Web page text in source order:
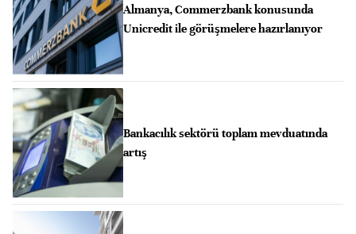
Almanya, Commerzbank konusunda
Unicredit ile görüşmelere hazırlanıyor
Bankacılık sektörü toplam mevduatında
artış